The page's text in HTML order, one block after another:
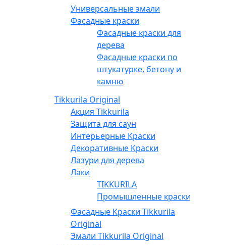
Универсальные эмали
Фасадные краски
Фасадные краски для
дерева
Фасадные краски по
штукатурке, бетону и
камню
Tikkurila Original
Акция Tikkurila
Защита для саун
Интерьерные Краски
Декоративные Краски
Лазури для дерева
Лаки
TIKKURILA
Промышленные краски
Фасадные Краски Tikkurila
Original
Эмали Tikkurila Original